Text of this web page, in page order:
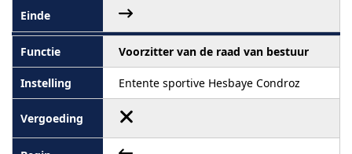
Voorzitter van de raad van bestuur
Entente sportive Hesbaye Condroz